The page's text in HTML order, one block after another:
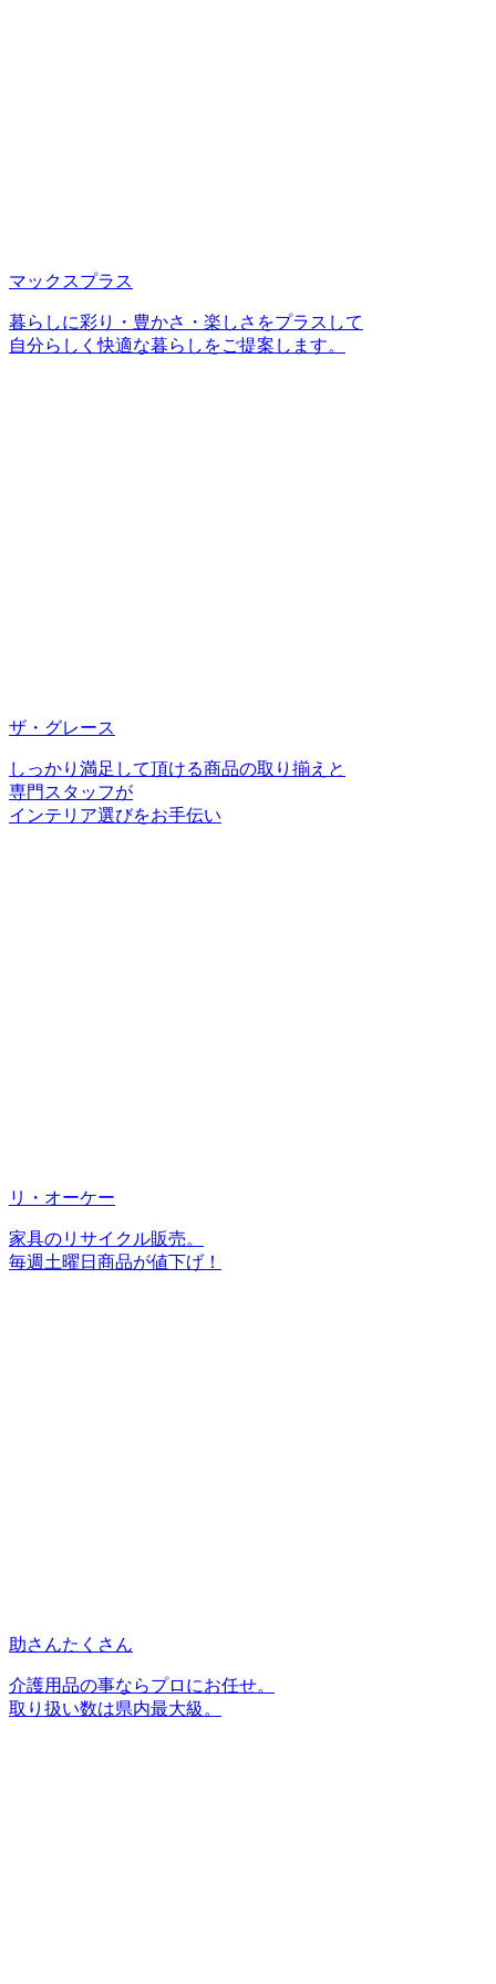
マックスプラス
暮らしに彩り・豊かさ・楽しさをプラスして
自分らしく快適な暮らしをご提案します。
ザ・グレース
しっかり満足して頂ける商品の取り揃えと
専門スタッフが
インテリア選びをお手伝い
リ・オーケー
家具のリサイクル販売。
毎週土曜日商品が値下げ！
助さんたくさん
介護用品の事ならプロにお任せ。
取り扱い数は県内最大級。